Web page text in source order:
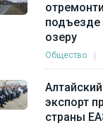
подъезде
озеру
Общество
экспорт
страны